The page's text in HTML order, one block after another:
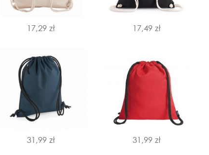
17,29 zł 17,49 zł
31,99 zł 31,99 zł